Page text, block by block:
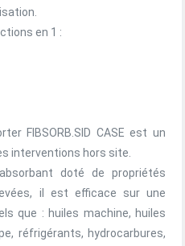
en 1 :
FIBSORB.SID CASE est un
interventions hors site.
absorbant doté de propriétés
il est efficace sur une
que : huiles machine, huiles
réfrigérants, hydrocarbures,